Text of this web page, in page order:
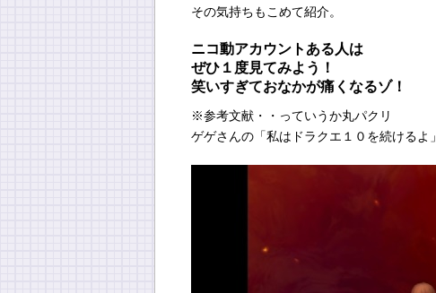
その気持ちもこめて紹介。
ニコ動アカウントある人は
ぜひ１度見てみよう！
笑いすぎておなかが痛くなるゾ！
※参考文献・・っていうか丸パクリ
ゲゲさんの「私はドラクエ１０を続けるよ」